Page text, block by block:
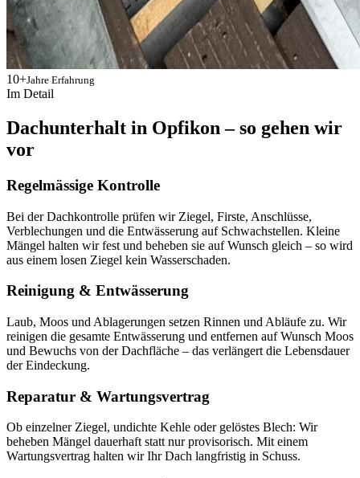
10+Jahre Erfahrung
Im Detail
Dachunterhalt in Opfikon – so gehen wir
vor
Regelmässige Kontrolle
Bei der Dachkontrolle prüfen wir Ziegel, Firste, Anschlüsse,
Verblechungen und die Entwässerung auf Schwachstellen. Kleine
Mängel halten wir fest und beheben sie auf Wunsch gleich – so wird
aus einem losen Ziegel kein Wasserschaden.
Reinigung & Entwässerung
Laub, Moos und Ablagerungen setzen Rinnen und Abläufe zu. Wir
reinigen die gesamte Entwässerung und entfernen auf Wunsch Moos
und Bewuchs von der Dachfläche – das verlängert die Lebensdauer
der Eindeckung.
Reparatur & Wartungsvertrag
Ob einzelner Ziegel, undichte Kehle oder gelöstes Blech: Wir
beheben Mängel dauerhaft statt nur provisorisch. Mit einem
Wartungsvertrag halten wir Ihr Dach langfristig in Schuss.